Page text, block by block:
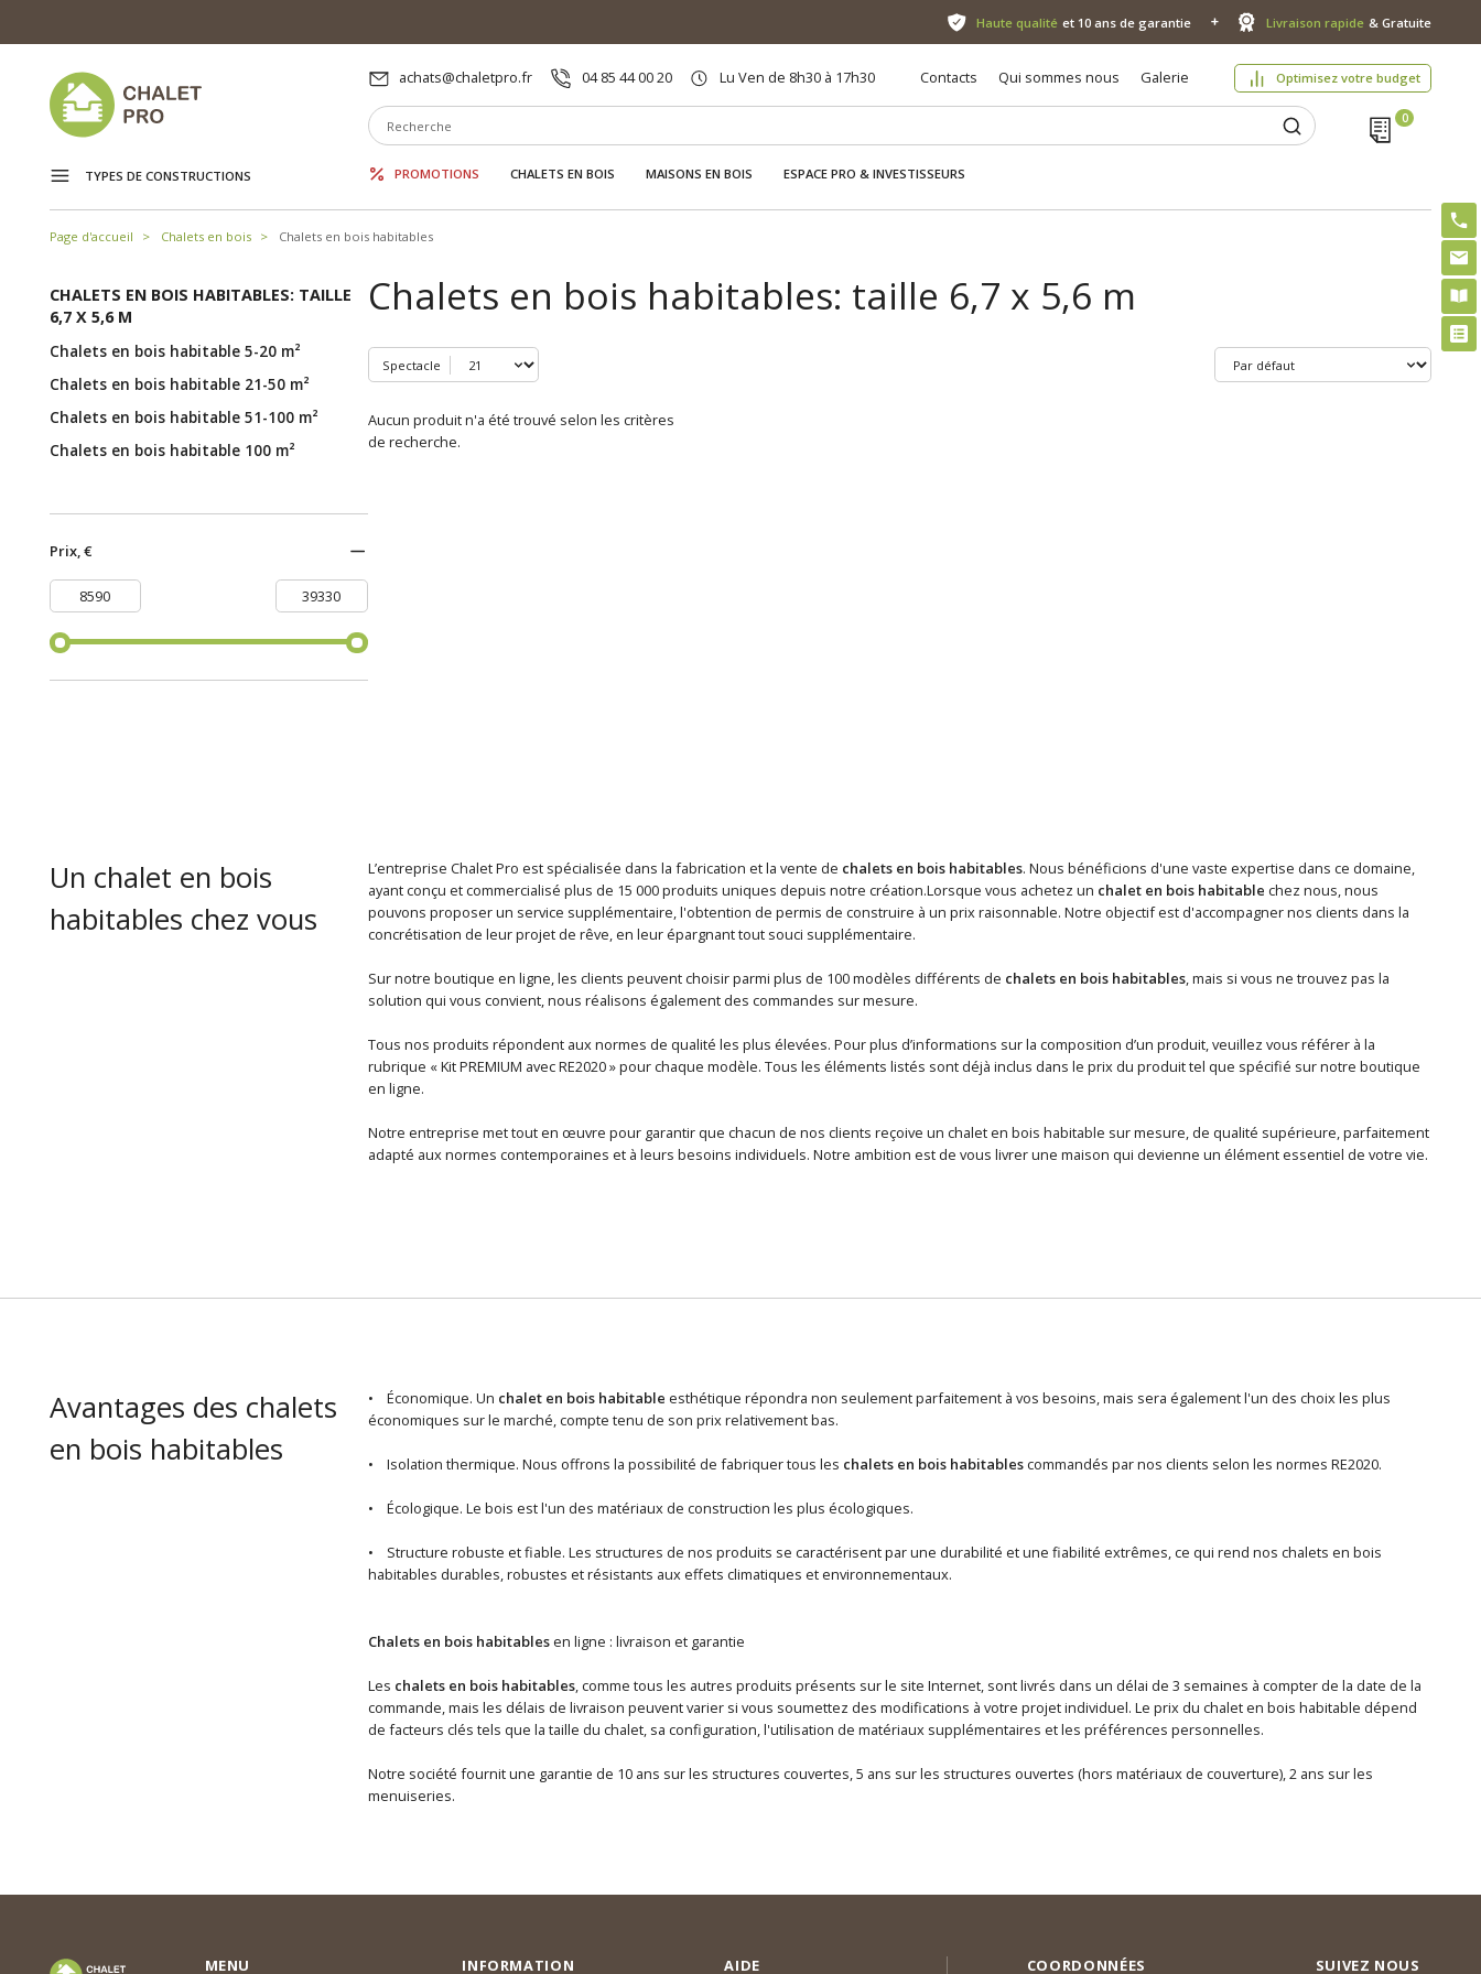
Haute qualité et 10 ans de garantie Livraison rapide & Gratuite
achats@chaletpro.fr 04 85 44 00 20 Lu Ven de 8h30 à 17h30 Contacts Qui sommes nous Galerie Optimisez votre budget
TYPES DE CONSTRUCTIONS PROMOTIONS CHALETS EN BOIS MAISONS EN BOIS ESPACE PRO & INVESTISSEURS
Page d'accueil Chalets en bois Chalets en bois habitables
CHALETS EN BOIS HABITABLES: TAILLE
6,7 X 5,6 M
Chalets en bois habitable 5-20 m²
Chalets en bois habitable 21-50 m²
Chalets en bois habitable 51-100 m²
Chalets en bois habitable 100 m²
Prix, €
Chalets en bois habitables: taille 6,7 x 5,6 m
Spectacle
Aucun produit n'a été trouvé selon les critères
de recherche.
Un chalet en bois
habitables chez vous
L’entreprise Chalet Pro est spécialisée dans la fabrication et la vente de chalets en bois habitables. Nous bénéficions d'une vaste expertise dans ce domaine,
ayant conçu et commercialisé plus de 15 000 produits uniques depuis notre création.Lorsque vous achetez un chalet en bois habitable chez nous, nous
pouvons proposer un service supplémentaire, l'obtention de permis de construire à un prix raisonnable. Notre objectif est d'accompagner nos clients dans la
concrétisation de leur projet de rêve, en leur épargnant tout souci supplémentaire.
Sur notre boutique en ligne, les clients peuvent choisir parmi plus de 100 modèles différents de chalets en bois habitables, mais si vous ne trouvez pas la
solution qui vous convient, nous réalisons également des commandes sur mesure.
Tous nos produits répondent aux normes de qualité les plus élevées. Pour plus d’informations sur la composition d’un produit, veuillez vous référer à la
rubrique « Kit PREMIUM avec RE2020 » pour chaque modèle. Tous les éléments listés sont déjà inclus dans le prix du produit tel que spécifié sur notre boutique
en ligne.
Notre entreprise met tout en œuvre pour garantir que chacun de nos clients reçoive un chalet en bois habitable sur mesure, de qualité supérieure, parfaitement
adapté aux normes contemporaines et à leurs besoins individuels. Notre ambition est de vous livrer une maison qui devienne un élément essentiel de votre vie.
Avantages des chalets
en bois habitables
• Économique. Un chalet en bois habitable esthétique répondra non seulement parfaitement à vos besoins, mais sera également l'un des choix les plus
économiques sur le marché, compte tenu de son prix relativement bas.
• Isolation thermique. Nous offrons la possibilité de fabriquer tous les chalets en bois habitablescommandés par nos clients selon les normes RE2020.
• Écologique. Le bois est l'un des matériaux de construction les plus écologiques.
• Structure robuste et fiable. Les structures de nos produits se caractérisent par une durabilité et une fiabilité extrêmes, ce qui rend nos chalets en bois
habitables durables, robustes et résistants aux effets climatiques et environnementaux.
Chalets en bois habitablesen ligne : livraison et garantie
Les chalets en bois habitables, comme tous les autres produits présents sur le site Internet, sont livrés dans un délai de 3 semaines à compter de la date de la
commande, mais les délais de livraison peuvent varier si vous soumettez des modifications à votre projet individuel. Le prix du chalet en bois habitable dépend
de facteurs clés tels que la taille du chalet, sa configuration, l'utilisation de matériaux supplémentaires et les préférences personnelles.
Notre société fournit une garantie de 10 ans sur les structures couvertes, 5 ans sur les structures ouvertes (hors matériaux de couverture), 2 ans sur les
menuiseries.
MENU INFORMATION AIDE COORDONNÉES SUIVEZ NOUS